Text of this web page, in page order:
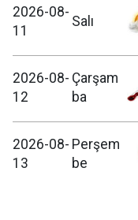
2026-08-
11
Salı
2026-08-
12
Çarşam
ba
2026-08-
13
Perşem
be